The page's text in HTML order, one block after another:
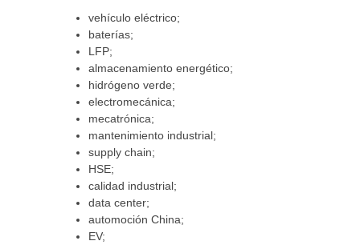
vehículo eléctrico;
baterías;
LFP;
almacenamiento energético;
hidrógeno verde;
electromecánica;
mecatrónica;
mantenimiento industrial;
supply chain;
HSE;
calidad industrial;
data center;
automoción China;
EV;